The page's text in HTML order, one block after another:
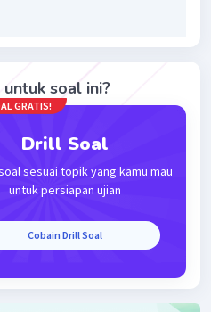
letak geografis yang
pada perbedaan
soal ini?
GRATIS!
Drill Soal
sesuai topik yang kamu mau
untuk persiapan ujian
Cobain Drill Soal